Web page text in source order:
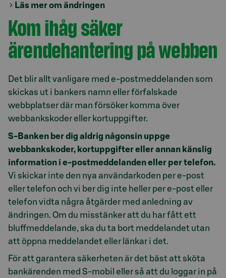
Läs mer om ändringen
Kom ihåg säker
ärendehantering på webben
Det blir allt vanligare med e-postmeddelanden som
skickas ut i bankers namn eller förfalskade
webbplatser där man försöker komma över
webbankskoder eller kortuppgifter.
S-Banken ber dig aldrig någonsin uppge
webbankskoder, kortuppgifter eller annan känslig
information i e-postmeddelanden eller per telefon.
Vi skickar inte den nya användarkoden per e-post
eller telefon och vi ber dig inte heller per e-post eller
telefon vidta några åtgärder med anledning av
ändringen. Om du misstänker att du har fått ett
bluffmeddelande, ska du ta bort meddelandet utan
att öppna meddelandet eller länkar i det.
För att garantera säkerheten är det bäst att sköta
bankärenden med S-mobil eller så att du loggar in på